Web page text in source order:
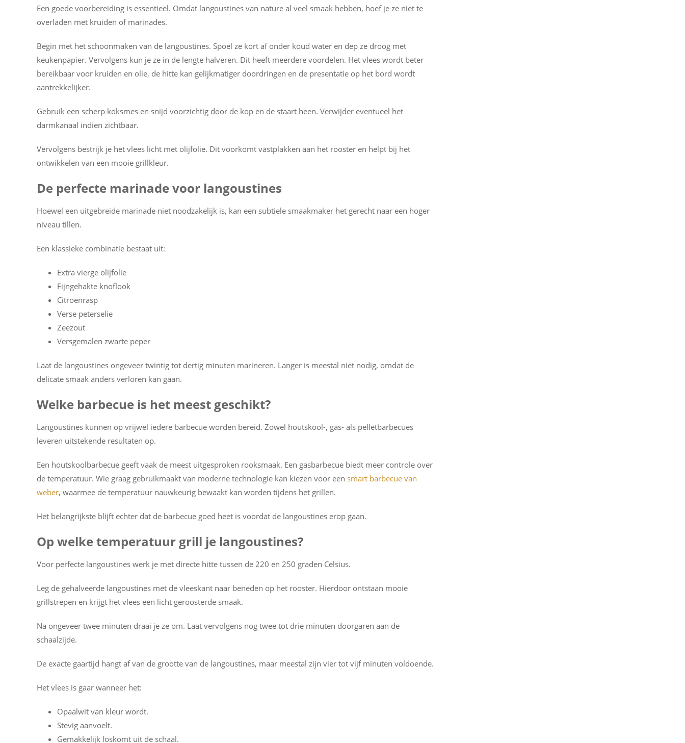
Een goede voorbereiding is essentieel. Omdat langoustines van nature al veel smaak hebben, hoef je ze niet te
overladen met kruiden of marinades.
Begin met het schoonmaken van de langoustines. Spoel ze kort af onder koud water en dep ze droog met
keukenpapier. Vervolgens kun je ze in de lengte halveren. Dit heeft meerdere voordelen. Het vlees wordt beter
bereikbaar voor kruiden en olie, de hitte kan gelijkmatiger doordringen en de presentatie op het bord wordt
aantrekkelijker.
Gebruik een scherp koksmes en snijd voorzichtig door de kop en de staart heen. Verwijder eventueel het
darmkanaal indien zichtbaar.
Vervolgens bestrijk je het vlees licht met olijfolie. Dit voorkomt vastplakken aan het rooster en helpt bij het
ontwikkelen van een mooie grillkleur.
De perfecte marinade voor langoustines
Hoewel een uitgebreide marinade niet noodzakelijk is, kan een subtiele smaakmaker het gerecht naar een hoger
niveau tillen.
Een klassieke combinatie bestaat uit:
Extra vierge olijfolie
Fijngehakte knoflook
Citroenrasp
Verse peterselie
Zeezout
Versgemalen zwarte peper
Laat de langoustines ongeveer twintig tot dertig minuten marineren. Langer is meestal niet nodig, omdat de
delicate smaak anders verloren kan gaan.
Welke barbecue is het meest geschikt?
Langoustines kunnen op vrijwel iedere barbecue worden bereid. Zowel houtskool-, gas- als pelletbarbecues
leveren uitstekende resultaten op.
Een houtskoolbarbecue geeft vaak de meest uitgesproken rooksmaak. Een gasbarbecue biedt meer controle over
de temperatuur. Wie graag gebruikmaakt van moderne technologie kan kiezen voor een smart barbecue van
weber, waarmee de temperatuur nauwkeurig bewaakt kan worden tijdens het grillen.
Het belangrijkste blijft echter dat de barbecue goed heet is voordat de langoustines erop gaan.
Op welke temperatuur grill je langoustines?
Voor perfecte langoustines werk je met directe hitte tussen de 220 en 250 graden Celsius.
Leg de gehalveerde langoustines met de vleeskant naar beneden op het rooster. Hierdoor ontstaan mooie
grillstrepen en krijgt het vlees een licht geroosterde smaak.
Na ongeveer twee minuten draai je ze om. Laat vervolgens nog twee tot drie minuten doorgaren aan de
schaalzijde.
De exacte gaartijd hangt af van de grootte van de langoustines, maar meestal zijn vier tot vijf minuten voldoende.
Het vlees is gaar wanneer het:
Opaalwit van kleur wordt.
Stevig aanvoelt.
Gemakkelijk loskomt uit de schaal.